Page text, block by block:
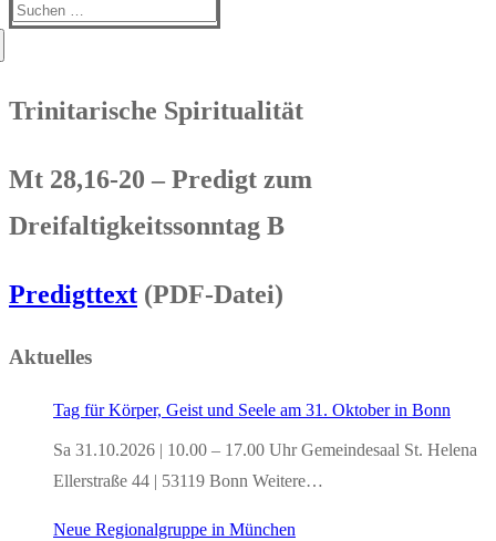
Suchen
Trinitarische Spiritualität
Mt 28,16-20 – Predigt zum
Dreifaltigkeitssonntag B
Predigttext (PDF-Datei)
Aktuelles
Tag für Körper, Geist und Seele am 31. Oktober in Bonn
Sa 31.10.2026 | 10.00 – 17.00 Uhr Gemeindesaal St. Helena
Ellerstraße 44 | 53119 Bonn Weitere…
Neue Regionalgruppe in München